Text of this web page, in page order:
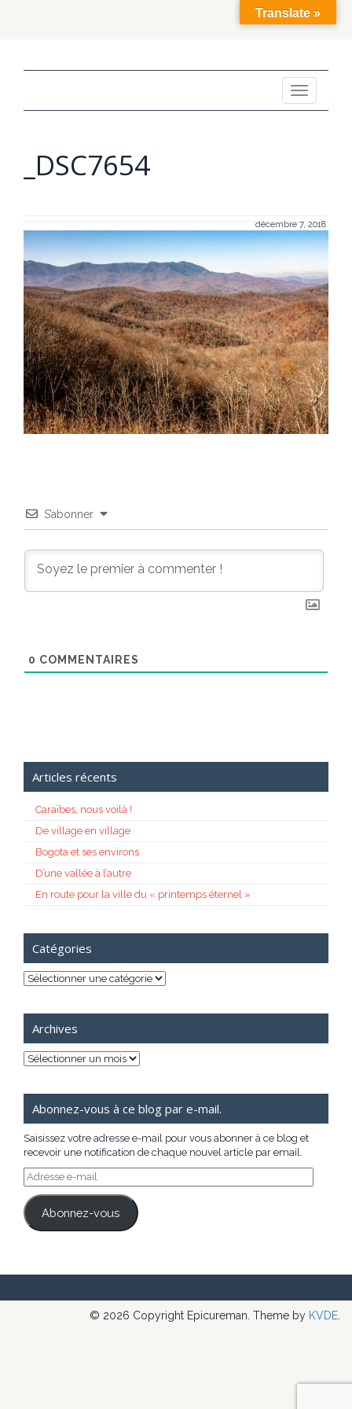
Toggle
navigation
_DSC7654
décembre 7, 2018
S’abonner
0 COMMENTAIRES
Articles récents
Caraïbes, nous voilà !
De village en village
Bogota et ses environs
D’une vallée à l’autre
En route pour la ville du « printemps éternel »
Catégories
Catégories
Archives
Archives
Abonnez-vous à ce blog par e-mail.
Saisissez votre adresse e-mail pour vous abonner à ce blog et
recevoir une notification de chaque nouvel article par email.
Adresse
e-
mail
Abonnez-vous
© 2026 Copyright Epicureman. Theme by KVDE.
Translate »